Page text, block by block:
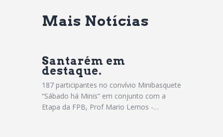
Mais Notícias
Santarém em
destaque.
187 participantes no convívio Minibasquete
“Sábado há Minis” em conjunto com a
Etapa da FPB, Prof Mario Lemos -…